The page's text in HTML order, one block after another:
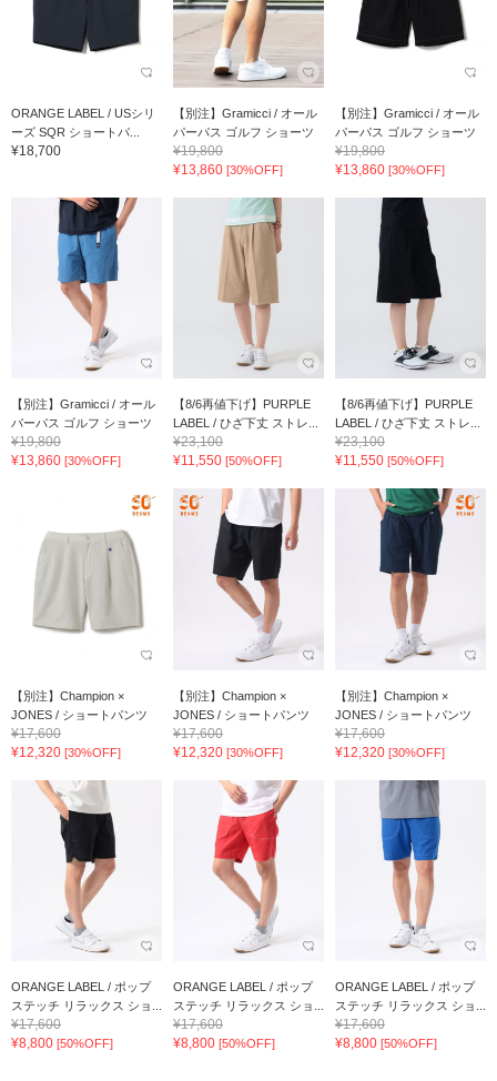
ORANGE LABEL / USシリ
ーズ SQR ショートパ...
¥18,700
【別注】Gramicci / オール
パーパス ゴルフ ショーツ
¥19,800
¥13,860 [30%OFF]
【別注】Gramicci / オール
パーパス ゴルフ ショーツ
¥19,800
¥13,860 [30%OFF]
【別注】Gramicci / オール
パーパス ゴルフ ショーツ
¥19,800
¥13,860 [30%OFF]
【8/6再値下げ】PURPLE
LABEL / ひざ下丈 ストレ...
¥23,100
¥11,550 [50%OFF]
【8/6再値下げ】PURPLE
LABEL / ひざ下丈 ストレ...
¥23,100
¥11,550 [50%OFF]
【別注】Champion ×
JONES / ショートパンツ
¥17,600
¥12,320 [30%OFF]
【別注】Champion ×
JONES / ショートパンツ
¥17,600
¥12,320 [30%OFF]
【別注】Champion ×
JONES / ショートパンツ
¥17,600
¥12,320 [30%OFF]
ORANGE LABEL / ポップ
ステッチ リラックス ショ...
¥17,600
¥8,800 [50%OFF]
ORANGE LABEL / ポップ
ステッチ リラックス ショ...
¥17,600
¥8,800 [50%OFF]
ORANGE LABEL / ポップ
ステッチ リラックス ショ...
¥17,600
¥8,800 [50%OFF]